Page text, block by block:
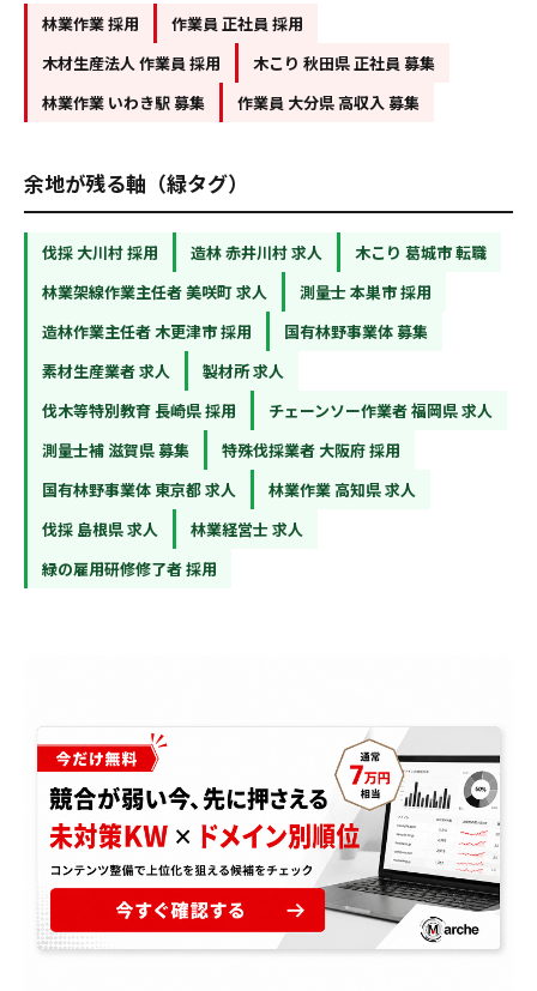
林業作業 採用
作業員 正社員 採用
木材生産法人 作業員 採用
木こり 秋田県 正社員 募集
林業作業 いわき駅 募集
作業員 大分県 高収入 募集
余地が残る軸（緑タグ）
伐採 大川村 採用 造林 赤井川村 求人
木こり 葛城市 転職
林業架線作業主任者 美咲町 求人
測量士 本巣市 採用
造林作業主任者 木更津市 採用
国有林野事業体 募集
素材生産業者 求人
製材所 求人
伐木等特別教育 長崎県 採用
チェーンソー作業者 福岡県 求人
測量士補 滋賀県 募集
特殊伐採業者 大阪府 採用
国有林野事業体 東京都 求人
林業作業 高知県 求人
伐採 島根県 求人
林業経営士 求人
緑の雇用研修修了者 採用